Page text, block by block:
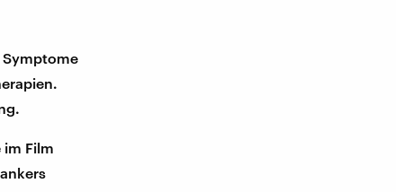
Symptome
im Film